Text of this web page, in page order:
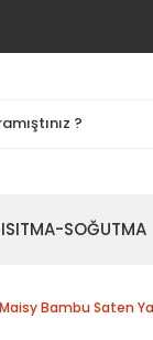
ISITMA-SOĞUTMA
Bambu Saten